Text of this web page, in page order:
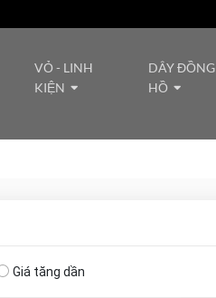
VỎ - LINH
KIỆN
DÂY ĐỒNG
HỒ
Giá tăng dần